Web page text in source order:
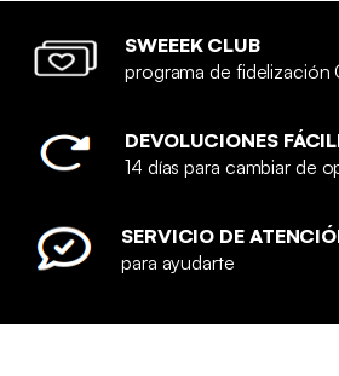
SWEEEK CLUB
programa de fidelización
DEVOLUCIONES
14 días para cambiar de
SERVICIO DE
para ayudarte